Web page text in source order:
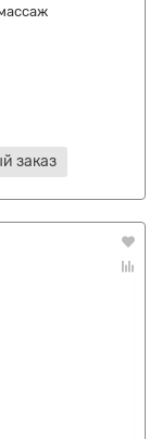
заказ